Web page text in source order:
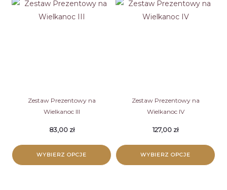
Zestaw Prezentowy na
Wielkanoc III
83,00 zł
WYBIERZ OPCJE
Zestaw Prezentowy na
Wielkanoc IV
127,00 zł
WYBIERZ OPCJE